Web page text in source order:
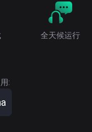
全天候运行
: